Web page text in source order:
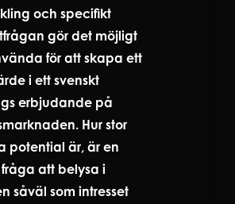
och specifikt
gör det möjligt
för att skapa ett
i ett svenskt
erbjudande på
Hur stor
potential är, är en
att belysa i
såväl som intresset